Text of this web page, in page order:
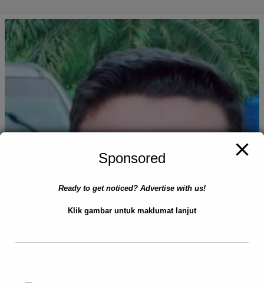
Sponsored
Ready to get noticed? Advertise with us!
Klik gambar untuk maklumat lanjut